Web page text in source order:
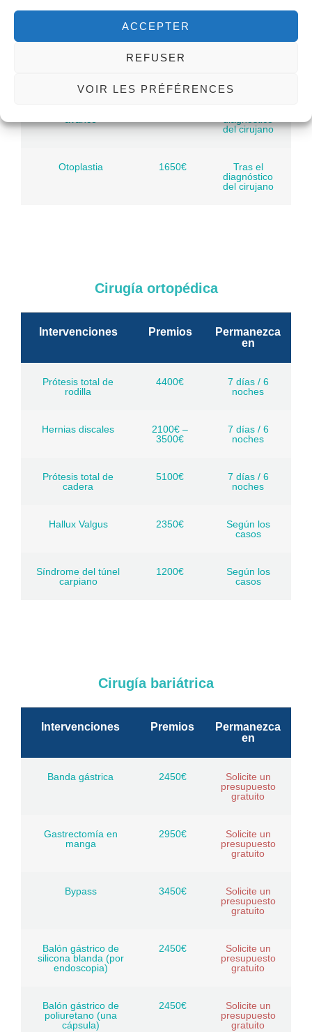
ACCEPTER
REFUSER
VOIR LES PRÉFÉRENCES
1800€
del cirujano
Otoplastia 1650€
Tras el
diagnóstico
del cirujano
Cirugía ortopédica
Intervenciones Premios
Permanezca
en
Prótesis total de
rodilla
4400€
7 días / 6
noches
Hernias discales
2100€ –
3500€
7 días / 6
noches
Prótesis total de
cadera
5100€
7 días / 6
noches
Hallux Valgus 2350€
Según los
casos
Síndrome del túnel
carpiano
1200€
Según los
casos
Cirugía bariátrica
Intervenciones Premios
Permanezca
en
Banda gástrica 2450€
Solicite un
presupuesto
gratuito
Gastrectomía en
manga
2950€
Solicite un
presupuesto
gratuito
Bypass 3450€
Solicite un
presupuesto
gratuito
Balón gástrico de
silicona blanda (por
endoscopia)
2450€
Solicite un
presupuesto
gratuito
Balón gástrico de
poliuretano (una
cápsula)
2450€
Solicite un
presupuesto
gratuito